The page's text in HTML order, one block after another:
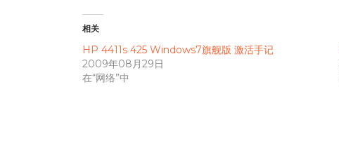
相关
HP 4411s 425 Windows7旗舰版 激活手记
2009年08月29日
在“网络”中